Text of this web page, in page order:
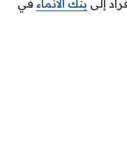
إلى بنك الانماء في